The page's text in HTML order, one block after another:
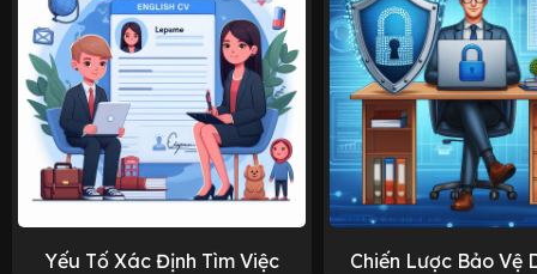
Yếu Tố Xác Định Tìm Việc Chiến Lược Bảo Vệ